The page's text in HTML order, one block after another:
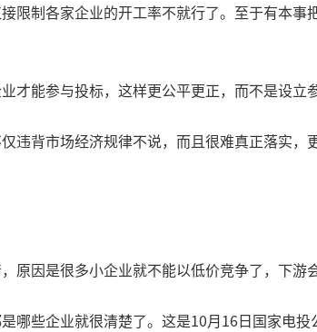
限制各家企业的开工率不就行了。至于有本
能参与投标，这样更公平更正，而不是设立
违背市场经济规律不说，而且很难真正落实
因是很多小企业就不能以低价竞争了，下游
哪些企业就很清楚了。这是10月16日国家电